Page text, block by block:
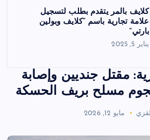
كلايف بالمر يتقدم بطلب لتسجيل
علامة تجارية باسم “كلايف وبولين
بارتي”
يناير 5, 2025
مقتل جنديين وإصابة
مسلح بريف الحسكة
مايو 12, 2026